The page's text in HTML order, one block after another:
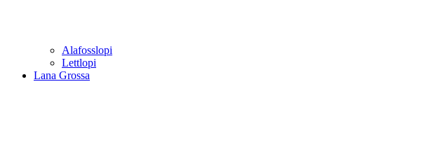
Alafosslopi
Lettlopi
Lana Grossa